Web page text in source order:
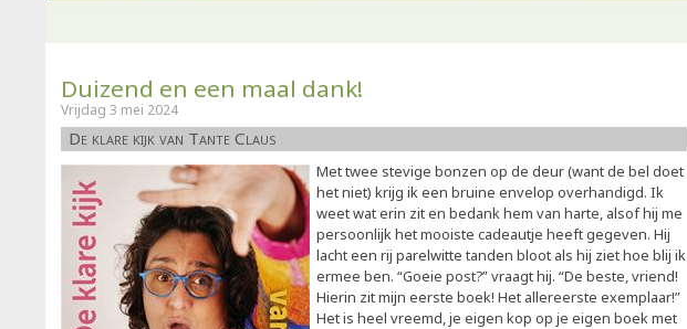
Duizend en een maal dank!
Vrijdag 3 mei 2024
De klare kijk van Tante Claus
Met twee stevige bonzen op de deur (want de bel doet
het niet) krijg ik een bruine envelop overhandigd. Ik
weet wat erin zit en bedank hem van harte, alsof hij me
persoonlijk het mooiste cadeautje heeft gegeven. Hij
lacht een rij parelwitte tanden bloot als hij ziet hoe blij ik
ermee ben. “Goeie post?” vraagt hij. “De beste, vriend!
Hierin zit mijn eerste boek! Het allereerste exemplaar!”
Het is heel vreemd, je eigen kop op je eigen boek met